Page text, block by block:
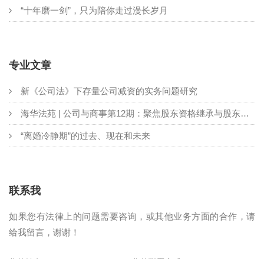
“十年磨一剑”，只为陪你走过漫长岁月
专业文章
新《公司法》下存量公司减资的实务问题研究
海华法苑 | 公司与商事第12期：聚焦股东资格继承与股东出资义务和责任
“离婚冷静期”的过去、现在和未来
联系我
如果您有法律上的问题需要咨询，或其他业务方面的合作，请
给我留言，谢谢！